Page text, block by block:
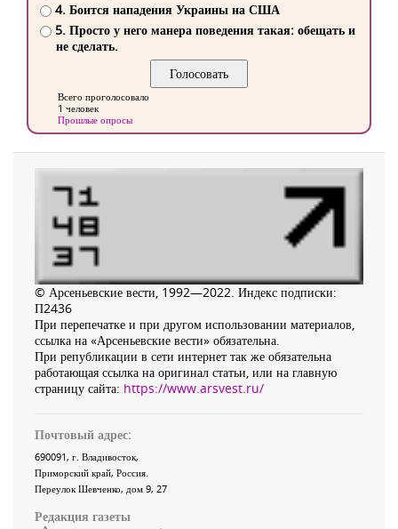
4. Боится нападения Украины на США
5. Просто у него манера поведения такая: обещать и
не сделать.
Всего проголосовало
1 человек
Прошлые опросы
© Арсеньевские вести, 1992—2022. Индекс подписки:
П2436
При перепечатке и при другом использовании материалов,
ссылка на «Арсеньевские вести» обязательна.
При републикации в сети интернет так же обязательна
работающая ссылка на оригинал статьи, или на главную
страницу сайта: https://www.arsvest.ru/
Почтовый адрес:
690091, г. Владивосток,
Приморский край, Россия
Переулок Шевченко, дом 9, 27
Редакция газеты